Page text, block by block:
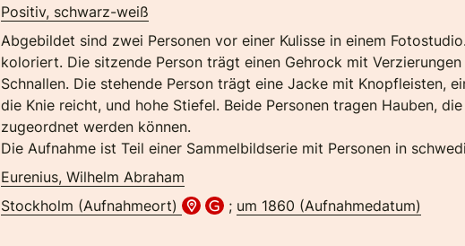
Positiv, schwarz-weiß
Abgebildet sind zwei Personen vor einer Kulisse in einem
koloriert. Die sitzende Person trägt einen Gehrock mit
Schnallen. Die stehende Person trägt eine Jacke mit Knopfleisten,
die Knie reicht, und hohe Stiefel. Beide Personen tragen Hauben,
zugeordnet werden können.
Die Aufnahme ist Teil einer Sammelbildserie mit Personen in
Eurenius, Wilhelm Abraham
Stockholm (Aufnahmeort) ; um 1860 (Aufnahmedatum)